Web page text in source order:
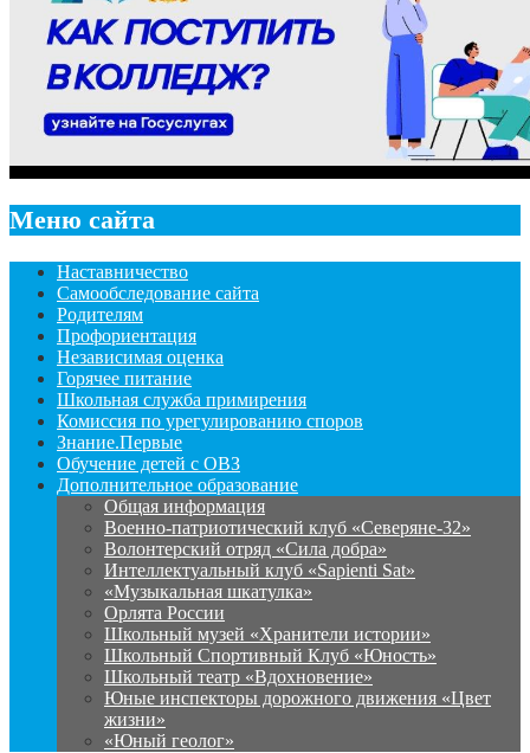
Меню сайта
Наставничество
Самообследование сайта
Родителям
Профориентация
Независимая оценка
Горячее питание
Школьная служба примирения
Комиссия по урегулированию споров
Знание.Первые
Обучение детей с ОВЗ
Дополнительное образование
Общая информация
Военно-патриотический клуб «Северяне-32»
Волонтерский отряд «Сила добра»
Интеллектуальный клуб «Sapienti Sat»
«Музыкальная шкатулка»
Орлята России
Школьный музей «Хранители истории»
Школьный Спортивный Клуб «Юность»
Школьный театр «Вдохновение»
Юные инспекторы дорожного движения «Цвет
жизни»
«Юный геолог»